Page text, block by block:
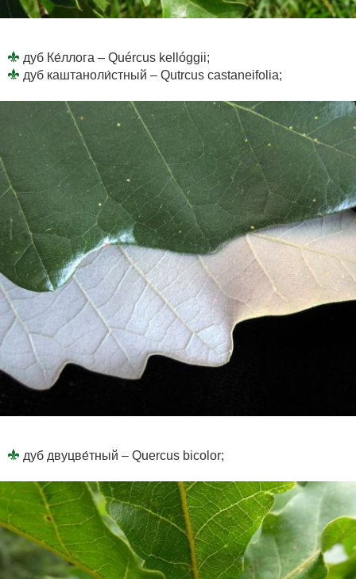
дуб Ке́ллога – Quércus kellóggii;
дуб каштаноли́стный – Qutrcus castaneifolia;
дуб двуцве́тный – Quercus bicolor;